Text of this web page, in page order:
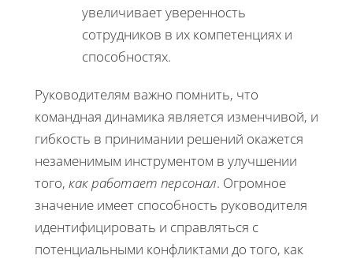
увеличивает уверенность
сотрудников в их компетенциях и
способностях.
Руководителям важно помнить, что
командная динамика является изменчивой, и
гибкость в принимании решений окажется
незаменимым инструментом в улучшении
того, как работает персонал. Огромное
значение имеет способность руководителя
идентифицировать и справляться с
потенциальными конфликтами до того, как